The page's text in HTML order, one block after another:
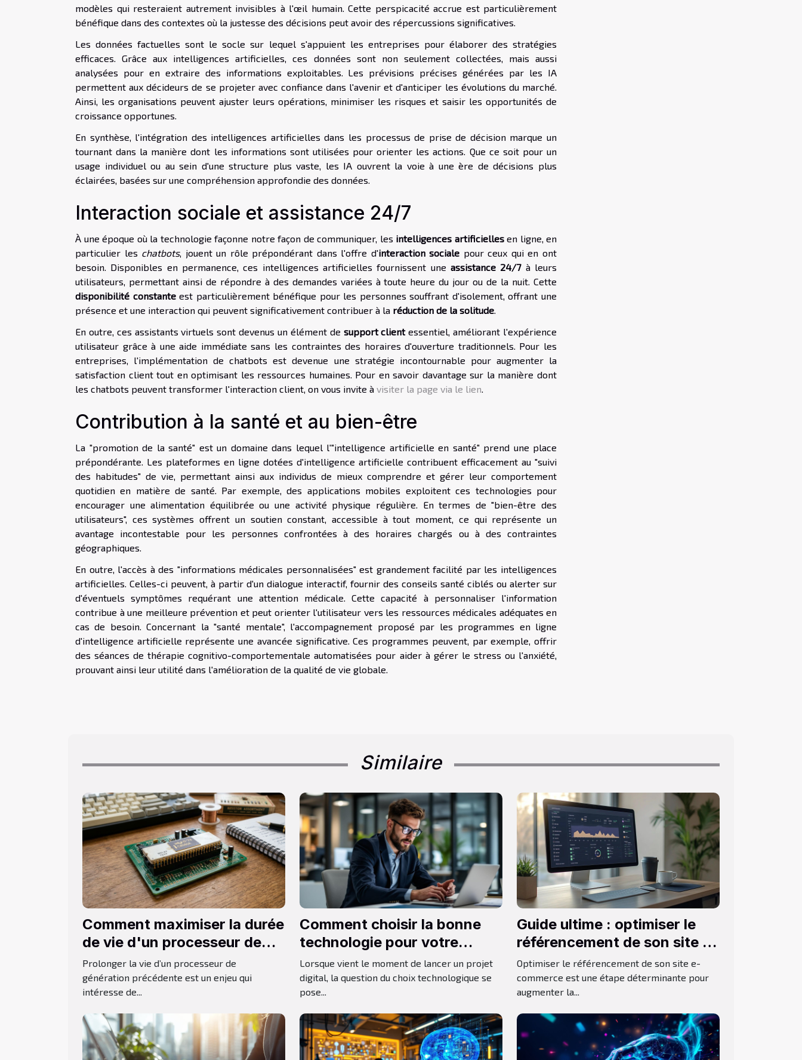
modèles qui resteraient autrement invisibles à l'œil humain. Cette perspicacité accrue est particulièrement
bénéfique dans des contextes où la justesse des décisions peut avoir des répercussions significatives.
Les données factuelles sont le socle sur lequel s'appuient les entreprises pour élaborer des stratégies
efficaces. Grâce aux intelligences artificielles, ces données sont non seulement collectées, mais aussi
analysées pour en extraire des informations exploitables. Les prévisions précises générées par les IA
permettent aux décideurs de se projeter avec confiance dans l'avenir et d'anticiper les évolutions du marché.
Ainsi, les organisations peuvent ajuster leurs opérations, minimiser les risques et saisir les opportunités de
croissance opportunes.
En synthèse, l'intégration des intelligences artificielles dans les processus de prise de décision marque un
tournant dans la manière dont les informations sont utilisées pour orienter les actions. Que ce soit pour un
usage individuel ou au sein d'une structure plus vaste, les IA ouvrent la voie à une ère de décisions plus
éclairées, basées sur une compréhension approfondie des données.
Interaction sociale et assistance 24/7
À une époque où la technologie façonne notre façon de communiquer, les intelligences artificiellesen ligne, en
particulier les chatbots, jouent un rôle prépondérant dans l'offre d'interaction sociale pour ceux qui en ont
besoin. Disponibles en permanence, ces intelligences artificielles fournissent une assistance 24/7à leurs
utilisateurs, permettant ainsi de répondre à des demandes variées à toute heure du jour ou de la nuit. Cette
disponibilité constanteest particulièrement bénéfique pour les personnes souffrant d'isolement, offrant une
présence et une interaction qui peuvent significativement contribuer à la réduction de la solitude
En outre, ces assistants virtuels sont devenus un élément de support clientessentiel, améliorant l'expérience
utilisateur grâce à une aide immédiate sans les contraintes des horaires d'ouverture traditionnels. Pour les
entreprises, l'implémentation de chatbots est devenue une stratégie incontournable pour augmenter la
satisfaction client tout en optimisant les ressources humaines. Pour en savoir davantage sur la manière dont
les chatbots peuvent transformer l'interaction client, on vous invite à visiter la page via le lien
Contribution à la santé et au bien-être
La "promotion de la santé" est un domaine dans lequel l'"intelligence artificielle en santé" prend une place
prépondérante. Les plateformes en ligne dotées d'intelligence artificielle contribuent efficacement au "suivi
des habitudes" de vie, permettant ainsi aux individus de mieux comprendre et gérer leur comportement
quotidien en matière de santé. Par exemple, des applications mobiles exploitent ces technologies pour
encourager une alimentation équilibrée ou une activité physique régulière. En termes de "bien-être des
utilisateurs", ces systèmes offrent un soutien constant, accessible à tout moment, ce qui représente un
avantage incontestable pour les personnes confrontées à des horaires chargés ou à des contraintes
géographiques.
En outre, l'accès à des "informations médicales personnalisées" est grandement facilité par les intelligences
artificielles. Celles-ci peuvent, à partir d'un dialogue interactif, fournir des conseils santé ciblés ou alerter sur
d'éventuels symptômes requérant une attention médicale. Cette capacité à personnaliser l'information
contribue à une meilleure prévention et peut orienter l'utilisateur vers les ressources médicales adéquates en
cas de besoin. Concernant la "santé mentale", l'accompagnement proposé par les programmes en ligne
d'intelligence artificielle représente une avancée significative. Ces programmes peuvent, par exemple, offrir
des séances de thérapie cognitivo-comportementale automatisées pour aider à gérer le stress ou l'anxiété,
prouvant ainsi leur utilité dans l'amélioration de la qualité de vie globale.
Similaire
Comment maximiser la durée
de vie d'un processeur de
génération précédente ?
Prolonger la vie d’un processeur de
génération précédente est un enjeu qui
intéresse de...
Comment choisir la bonne
technologie pour votre
projet digital ?
Lorsque vient le moment de lancer un projet
digital, la question du choix technologique se
pose...
Guide ultime : optimiser le
référencement de son site e-
commerce
Optimiser le référencement de son site e-
commerce est une étape déterminante pour
augmenter la...